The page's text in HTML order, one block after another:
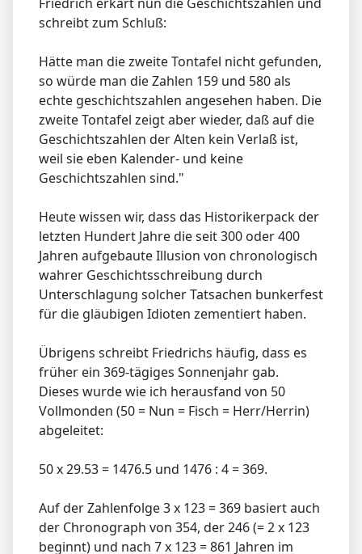
schreibt zum Schluß:
Hätte man die zweite Tontafel nicht gefunden,
so würde man die Zahlen 159 und 580 als
echte geschichtszahlen angesehen haben. Die
zweite Tontafel zeigt aber wieder, daß auf die
Geschichtszahlen der Alten kein Verlaß ist,
weil sie eben Kalender- und keine
Geschichtszahlen sind."
Heute wissen wir, dass das Historikerpack der
letzten Hundert Jahre die seit 300 oder 400
Jahren aufgebaute Illusion von chronologisch
wahrer Geschichtsschreibung durch
Unterschlagung solcher Tatsachen bunkerfest
für die gläubigen Idioten zementiert haben.
Übrigens schreibt Friedrichs häufig, dass es
früher ein 369-tägiges Sonnenjahr gab.
Dieses wurde wie ich herausfand von 50
Vollmonden (50 = Nun = Fisch = Herr/Herrin)
abgeleitet:
50 x 29.53 = 1476.5 und 1476 : 4 = 369.
Auf der Zahlenfolge 3 x 123 = 369 basiert auch
der Chronograph von 354, der 246 (= 2 x 123
beginnt) und nach 7 x 123 = 861 Jahren im